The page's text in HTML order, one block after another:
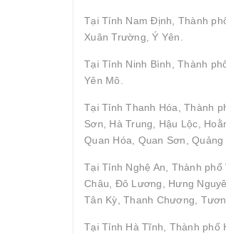
Tại Tỉnh Nam Định, Thành
Xuân Trường, Ý Yên.
Tại Tỉnh Ninh Bình, Thành
Yên Mô.
Tại Tỉnh Thanh Hóa, Thành
Sơn, Hà Trung, Hậu Lộc,
Quan Hóa, Quan Sơn,
Tại Tỉnh Nghệ An, Thành
Châu, Đô Lương, Hưng
Tân Kỳ, Thanh Chương,
Tại Tỉnh Hà Tĩnh, Thành phố